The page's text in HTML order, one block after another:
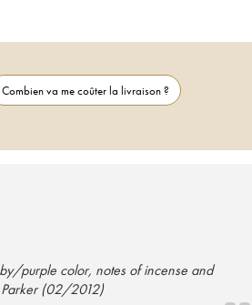
Combien va me coûter la livraison ?
purple color, notes of incense and
Parker (02/2012)